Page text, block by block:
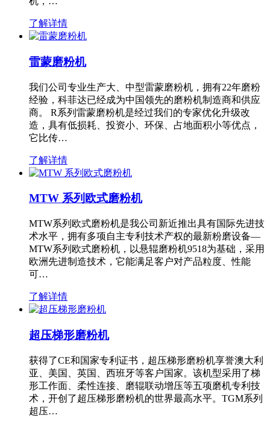
了解详情
雷蒙磨粉机
我们公司专业生产大、中型雷蒙磨粉机，拥有22年磨粉
经验，科菲达已经成为中国领先的磨粉机制造商和供应
商。 R系列雷蒙磨粉机是经过我们的专家优化升级改
造，具有低损耗、投资小、环保、占地面积小等优点，
它比传…
了解详情
MTW 系列欧式磨粉机
MTW系列欧式磨粉机是我公司新近推出具有国际先进技
术水平，拥有多项自主专利技术产权的最新粉磨设备—
MTW系列欧式磨粉机，以悬辊磨粉机9518为基础，采用
欧洲先进制造技术，它能满足客户对产品粒度、性能
可…
了解详情
超压梯形磨粉机
获得了CE和国家专利证书，超压梯形磨粉机享誉澳大利
亚、美国、英国、西班牙等客户国家。该机型采用了梯
形工作面、柔性连接、磨辊联动增压等五项磨机专利技
术，开创了超压梯形磨粉机的世界最高水平。TGM系列
超压…